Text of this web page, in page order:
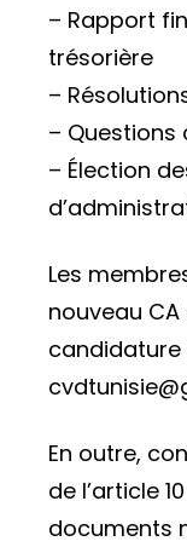
– Rapport
trésorière
–
– Questions
– Élection
Les
nouveau
candidature
En outre,
de l’article
documents